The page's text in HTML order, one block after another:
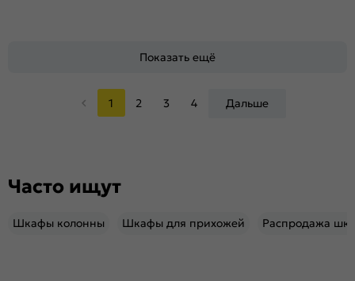
Показать ещё
1 2 3 4 Дальше
Часто ищут
Шкафы колонны Шкафы для прихожей Распродажа